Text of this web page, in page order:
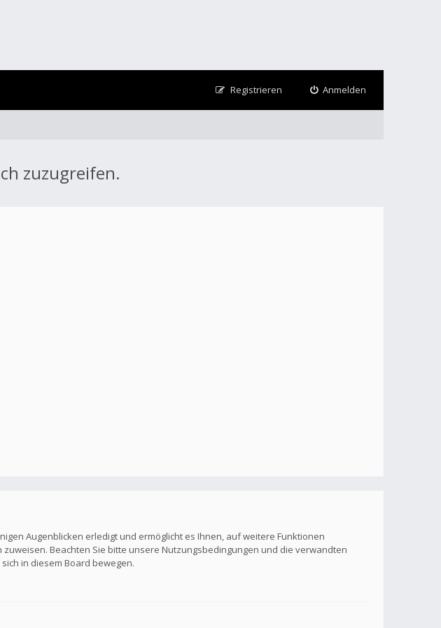
Anmelden
Registrieren
zuzugreifen.
Augenblicken erledigt und ermöglicht es Ihnen, auf weitere Funktionen
Beachten Sie bitte unsere Nutzungsbedingungen und die verwandten
in diesem Board bewegen.